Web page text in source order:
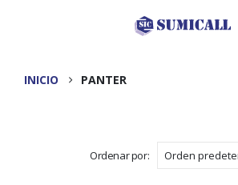
INICIO PANTER
Ordenar por: